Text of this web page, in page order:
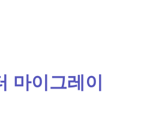
마이그레이